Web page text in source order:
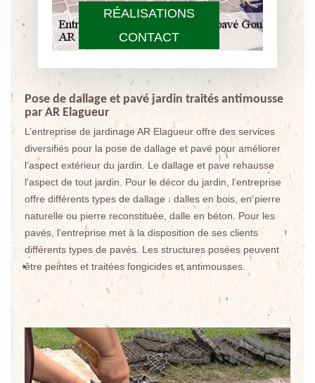
RÉALISATIONS
CONTACT
Pose de dallage et pavé jardin traités antimousse
par AR Elagueur
L’entreprise de jardinage AR Elagueur offre des services
diversifiés pour la pose de dallage et pavé pour améliorer
l’aspect extérieur du jardin. Le dallage et pave rehausse
l’aspect de tout jardin. Pour le décor du jardin, l’entreprise
offre différents types de dallage : dalles en bois, en pierre
naturelle ou pierre reconstituée, dalle en béton. Pour les
pavés, l’entreprise met à la disposition de ses clients
différents types de pavés. Les structures posées peuvent
être peintes et traitées fongicides et antimousses.